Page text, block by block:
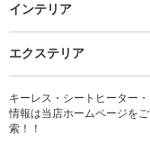
インテリア
エクステリア
キーレス・シートヒーター
情報は当店ホームページを
索！！